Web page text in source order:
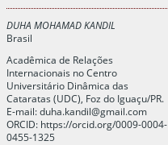
DUHA MOHAMAD KANDIL
Brasil
Acadêmica de Relações
Internacionais no Centro
Universitário Dinâmica das
Cataratas (UDC), Foz do Iguaçu/PR.
E-mail:duha.kandil@gmail.com
ORCID: https://orcid.org/0009-0004-
0455-1325